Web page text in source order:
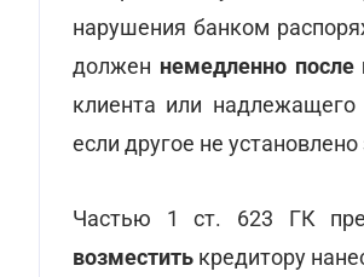
нарушения банком
должен немедленно после
клиента или надлежащего
если другое не
Частью 1 ст. 623 ГК
возместить кредитору